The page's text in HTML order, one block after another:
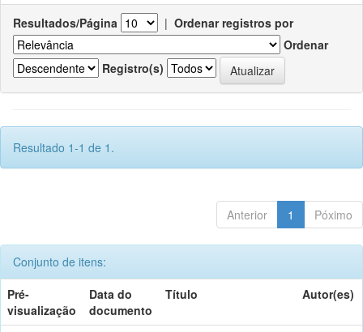
Resultados/Página | Ordenar registros por
Ordenar
Registro(s)
Resultado 1-1 de 1.
Anterior 1 Póximo
Conjunto de itens:
Pré-
visualização
Data do
documento
Título Autor(es)